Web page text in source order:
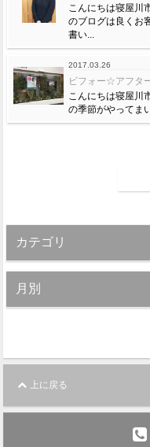
こんにちは寝屋川
のブログは良くお
書い...
2017.03.26
ビフォー☆アフタ
こんにちは寝屋川
の季節がやってま
カテゴリ
月別
上に戻る